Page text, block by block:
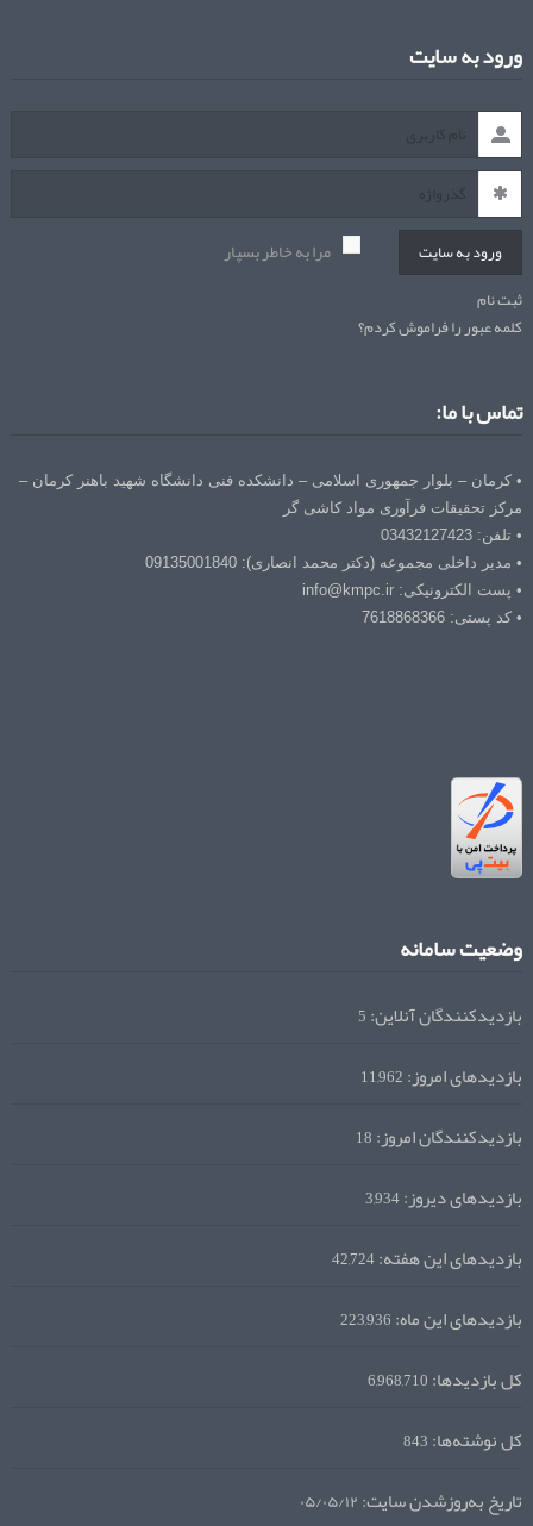
ورود به سایت
ورود به سایت مرا به خاطر بسپار
ثبت نام
کلمه عبور را فراموش کردم؟
تماس با ما:
• کرمان – بلوار جمهوری اسلامی – دانشکده فنی دانشگاه شهید باهنر کرمان –
مرکز تحقیقات فرآوری مواد کاشی گر
• تلفن: 03432127423
• مدیر داخلی مجموعه (دکتر محمد انصاری): 09135001840
• پست الکترونیکی: info@kmpc.ir
• کد پستی: 7618868366
وضعیت سامانه
بازدیدکنندگان آنلاین:5
بازدیدهای امروز:11,962
بازدیدکنندگان امروز:18
بازدیدهای دیروز:3,934
بازدیدهای این هفته:42,724
بازدیدهای این ماه:223,936
کل بازدیدها:6,968,710
کل نوشته‌ها:843
تاریخ به‌روزشدن سایت:۰۵/۰۵/۱۲